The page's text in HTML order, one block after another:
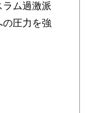
ム過激派
圧力を強